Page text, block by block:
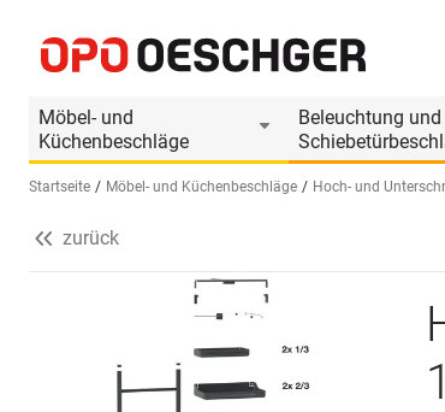
Möbel- und
Küchenbeschläge
Beleuchtung und
Sprache wählen (DE)
Startseite Möbel- und Küchenbeschläge Hoch- und
Produktinformationen
Passendes
zurück